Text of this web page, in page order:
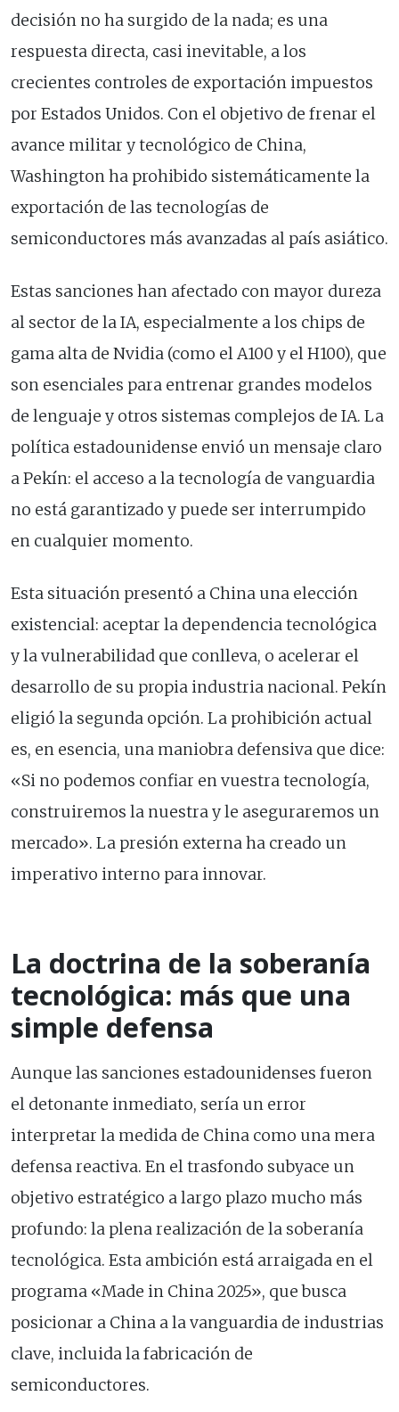
decisión no ha surgido de la nada; es una
respuesta directa, casi inevitable, a los
crecientes controles de exportación impuestos
por Estados Unidos. Con el objetivo de frenar el
avance militar y tecnológico de China,
Washington ha prohibido sistemáticamente la
exportación de las tecnologías de
semiconductores más avanzadas al país asiático.
Estas sanciones han afectado con mayor dureza
al sector de la IA, especialmente a los chips de
gama alta de Nvidia (como el A100 y el H100), que
son esenciales para entrenar grandes modelos
de lenguaje y otros sistemas complejos de IA. La
política estadounidense envió un mensaje claro
a Pekín: el acceso a la tecnología de vanguardia
no está garantizado y puede ser interrumpido
en cualquier momento.
Esta situación presentó a China una elección
existencial: aceptar la dependencia tecnológica
y la vulnerabilidad que conlleva, o acelerar el
desarrollo de su propia industria nacional. Pekín
eligió la segunda opción. La prohibición actual
es, en esencia, una maniobra defensiva que dice:
«Si no podemos confiar en vuestra tecnología,
construiremos la nuestra y le aseguraremos un
mercado». La presión externa ha creado un
imperativo interno para innovar.
La doctrina de la soberanía
tecnológica: más que una
simple defensa
Aunque las sanciones estadounidenses fueron
el detonante inmediato, sería un error
interpretar la medida de China como una mera
defensa reactiva. En el trasfondo subyace un
objetivo estratégico a largo plazo mucho más
profundo: la plena realización de la soberanía
tecnológica. Esta ambición está arraigada en el
programa «Made in China 2025», que busca
posicionar a China a la vanguardia de industrias
clave, incluida la fabricación de
semiconductores.